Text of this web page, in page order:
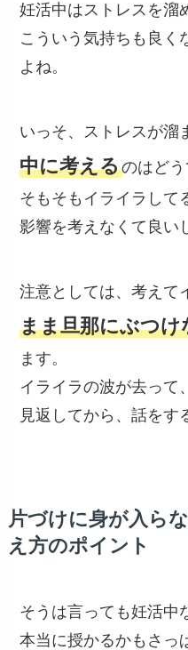
妊活中はストレスを溜
こういう気持ちも良く
よね。
いっそ、ストレスが溜
中に考えるのはどう
そもそもイライラして
影響を考えなくて良い
注意としては、考えて
まま旦那にぶつけ
ます。
イライラの波が去って
見返してから、話をす
片づけに身が入ら
え方のポイント
そうは言っても妊活中
本当に授かるかもさっ